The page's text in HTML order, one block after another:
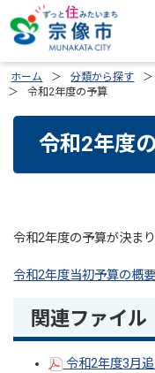
ホーム 分類から探す
令和2年度の予算
令和2年度
令和2年度の予算が決ま
令和2年度当初予算の概要
関連ファイル
令和2年度3月